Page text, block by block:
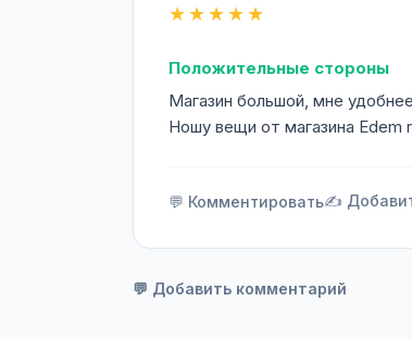
★★★★★
Положительные стороны
Магазин большой, мне
Ношу вещи от магазина Edem
💬 Комментировать✍️
💬 Добавить комментарий